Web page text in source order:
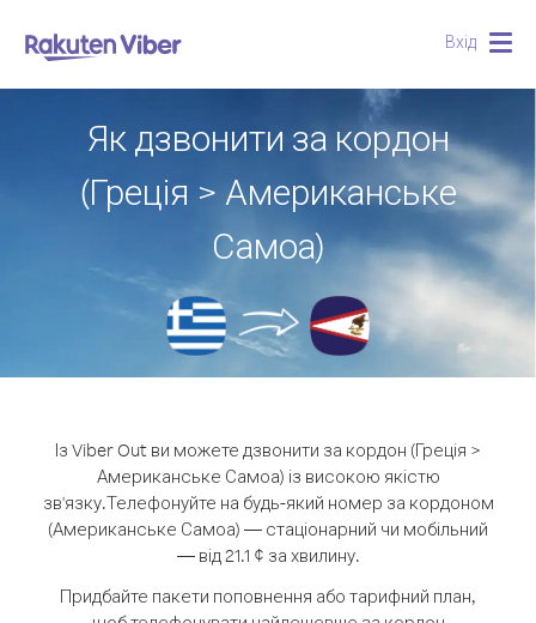
Вхід
Як дзвонити за кордон
(Греція > Американське
Самоа)
Із Viber Out ви можете дзвонити за кордон (Греція >
Американське Самоа) із високою якістю
зв'язку.Телефонуйте на будь-який номер за кордоном
(Американське Самоа) — стаціонарний чи мобільний
— від 21.1 ¢ за хвилину.
Придбайте пакети поповнення або тарифний план,